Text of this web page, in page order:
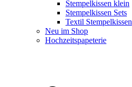
Stempelkissen klein
Stempelkissen Sets
Textil Stempelkissen
Neu im Shop
Hochzeitspapeterie